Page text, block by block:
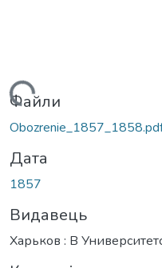
Файли
Дата
1857
Видавець
Харьков : В